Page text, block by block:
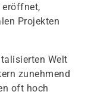
Projekten
Welt
zunehmend
oft hoch